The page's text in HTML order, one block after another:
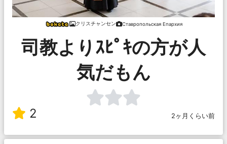
クリスチャンセン Ставропольская Епархия
司教よりｽﾋﾟｷの方が人
気だもん
2 2ヶ月くらい前